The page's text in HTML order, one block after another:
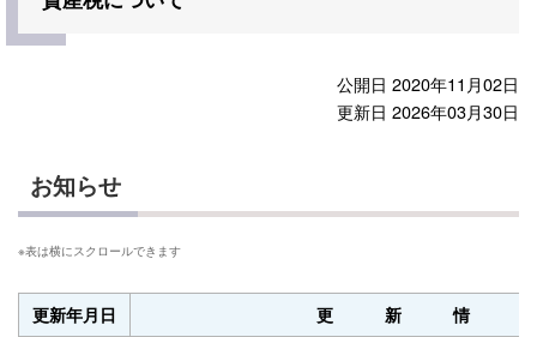
公開日 2020年11月02日
更新日 2026年03月30日
お知らせ
更新年月日 更新情